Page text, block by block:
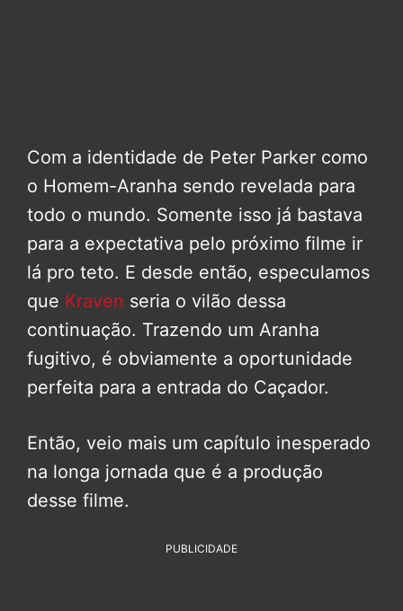
Com a identidade de Peter Parker como
o Homem-Aranha sendo revelada para
todo o mundo. Somente isso já bastava
para a expectativa pelo próximo filme ir
lá pro teto. E desde então, especulamos
que Kraven seria o vilão dessa
continuação. Trazendo um Aranha
fugitivo, é obviamente a oportunidade
perfeita para a entrada do Caçador.
Então, veio mais um capítulo inesperado
na longa jornada que é a produção
desse filme.
PUBLICIDADE